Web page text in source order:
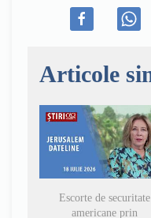
Articole
Escorte de securitate
americane prin